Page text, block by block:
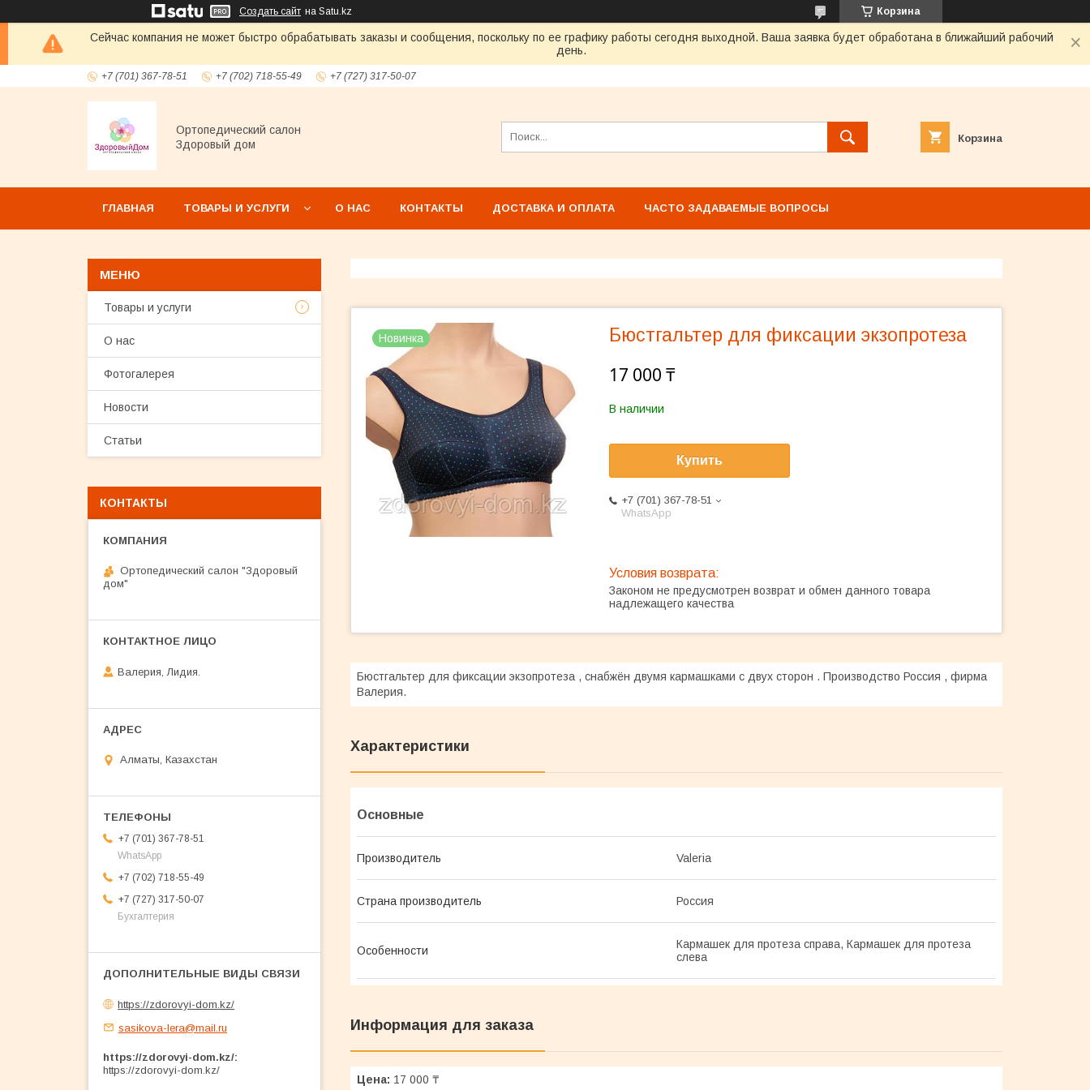
Создать сайт на Satu.kz Корзина
Сейчас компания не может быстро обрабатывать заказы и сообщения, поскольку по ее графику работы сегодня выходной. Ваша заявка будет обработана в ближайший рабочий
день.
+7 (701) 367-78-51 +7 (702) 718-55-49 +7 (727) 317-50-07
Ортопедический салон
Здоровый дом
Корзина
ГЛАВНАЯ ТОВАРЫ И УСЛУГИ О НАС КОНТАКТЫ ДОСТАВКА И ОПЛАТА ЧАСТО ЗАДАВАЕМЫЕ ВОПРОСЫ
Новинка Бюстгальтер для фиксации экзопротеза
17 000 ₸
В наличии
Купить
+7 (701) 367-78-51
WhatsApp
Законом не предусмотрен возврат и обмен данного товара
надлежащего качества
Бюстгальтер для фиксации экзопротеза , снабжён двумя кармашками с двух сторон . Производство Россия , фирма
Валерия.
Характеристики
Основные
Производитель Valeria
Страна производитель Россия
Особенности
Кармашек для протеза справа, Кармашек для протеза
слева
Информация для заказа
Цена: 17 000 ₸
Товары и услуги
О нас
Фотогалерея
Новости
Статьи
КОНТАКТЫ
Ортопедический салон "Здоровый
дом"
Валерия, Лидия.
Алматы, Казахстан
+7 (701) 367-78-51
WhatsApp
+7 (702) 718-55-49
+7 (727) 317-50-07
Бухгалтерия
https://zdorovyi-dom.kz/
sasikova-lera@mail.ru
https://zdorovyi-dom.kz/
https://zdorovyi-dom.kz/